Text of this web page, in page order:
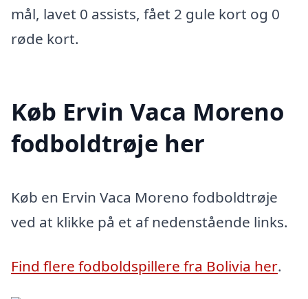
mål, lavet 0 assists, fået 2 gule kort og 0
røde kort.
Køb Ervin Vaca Moreno
fodboldtrøje her
Køb en Ervin Vaca Moreno fodboldtrøje
ved at klikke på et af nedenstående links.
Find flere fodboldspillere fra Bolivia her.